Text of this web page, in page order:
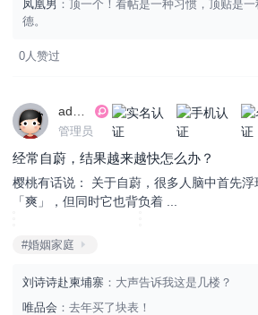
凤凰男 ：顶一个！看帖是一种习惯，顶贴是
德。
0人赞过
管理员
经常自蔚，结果越来越快怎么办？
樱桃有话说： 关于自蔚，很多人脑中首先
「爽」，但同时它也背负着 ...
#婚姻家庭
刘诗诗赴柬埔寨 ：大声告诉我这是几楼？
唯品会 ：去年买了块表！